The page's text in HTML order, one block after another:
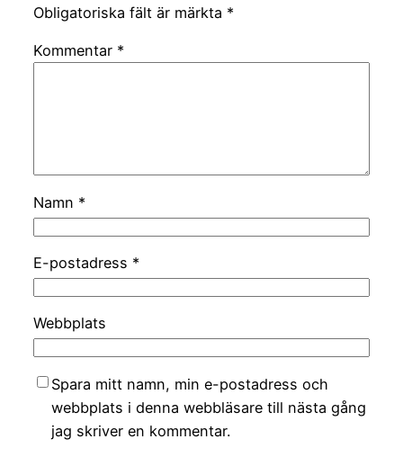
Obligatoriska fält är märkta *
Kommentar *
Namn *
E-postadress *
Webbplats
Spara mitt namn, min e-postadress och
webbplats i denna webbläsare till nästa gång
jag skriver en kommentar.